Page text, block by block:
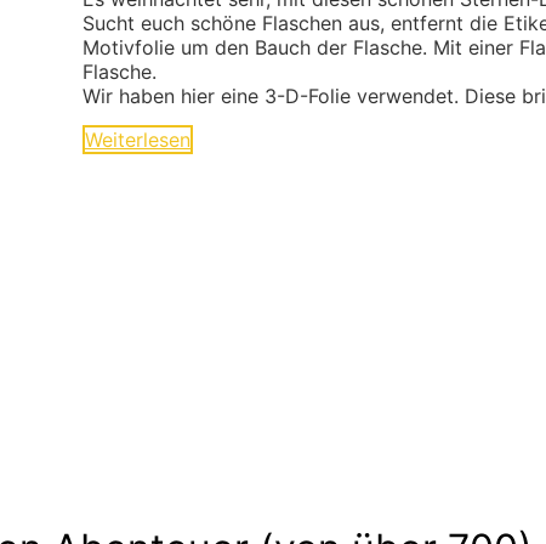
Sucht euch schöne Flaschen aus, entfernt die
Motivfolie um den Bauch der Flasche. Mit einer
Flasche.
Wir haben hier eine 3-D-Folie verwendet. Diese
Weiterlesen